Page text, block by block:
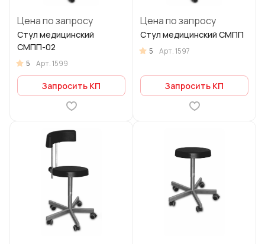
Цена по запросу
Стул медицинский
СМПП-02
5 Арт.1599
Запросить КП
Цена по запросу
Стул медицинский СМПП
5 Арт.1597
Запросить КП